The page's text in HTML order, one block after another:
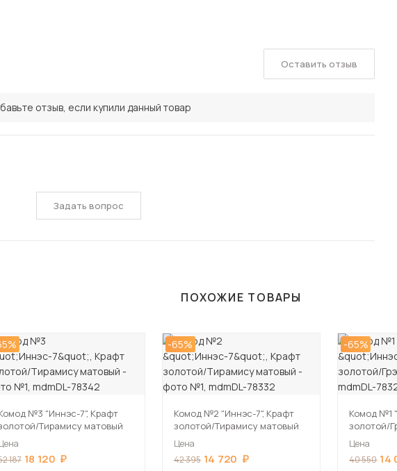
отзыв, если купили данный товар
Оставить отзыв
Задать вопрос
ПОХОЖИЕ ТОВАРЫ
№3 "Иннэс-7", Крафт
Тирамису матовый
187 18 120
-65%
Комод №2 "Иннэс-7", Крафт
золотой/Тирамису матовый
Цена
42 395 14 720
-65%
Комод №1
золотой/
Цена
40 550 14